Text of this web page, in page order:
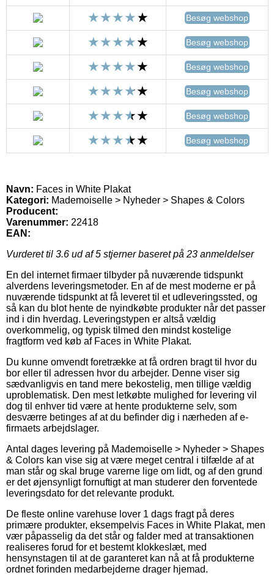
Besøg webshop
Besøg webshop
Besøg webshop
Besøg webshop
Besøg webshop
Besøg webshop
Navn: Faces in White Plakat
Kategori: Mademoiselle > Nyheder > Shapes & Colors
Producent:
Varenummer: 22418
EAN:
Vurderet til 3.6 ud af 5 stjerner baseret på 23 anmeldelser
En del internet firmaer tilbyder på nuværende tidspunkt
alverdens leveringsmetoder. En af de mest moderne er på
nuværende tidspunkt at få leveret til et udleveringssted, og
så kan du blot hente de nyindkøbte produkter når det passer
ind i din hverdag. Leveringstypen er altså vældig
overkommelig, og typisk tilmed den mindst kostelige
fragtform ved køb af Faces in White Plakat.
Du kunne omvendt foretrække at få ordren bragt til hvor du
bor eller til adressen hvor du arbejder. Denne viser sig
sædvanligvis en tand mere bekostelig, men tillige vældig
uproblematisk. Den mest letkøbte mulighed for levering vil
dog til enhver tid være at hente produkterne selv, som
desværre betinges af at du befinder dig i nærheden af e-
firmaets arbejdslager.
Antal dages levering på Mademoiselle > Nyheder > Shapes
& Colors kan vise sig at være meget central i tilfælde af at
man står og skal bruge varerne lige om lidt, og af den grund
er det øjensynligt fornuftigt at man studerer den forventede
leveringsdato for det relevante produkt.
De fleste online varehuse lover 1 dags fragt på deres
primære produkter, eksempelvis Faces in White Plakat, men
vær påpasselig da det står og falder med at transaktionen
realiseres forud for et bestemt klokkeslæt, med
hensynstagen til at de garanteret kan nå at få produkterne
ordnet forinden medarbejderne drager hjemad.